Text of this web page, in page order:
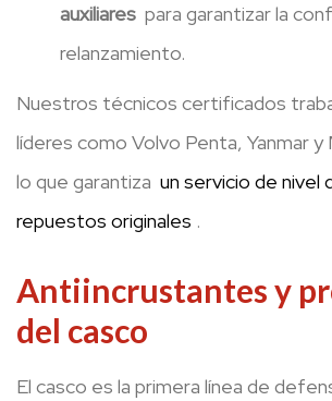
auxiliares para garantizar la
relanzamiento.
Nuestros técnicos certificados
líderes como Volvo Penta, Yanmar y
lo que garantiza un servicio de nivel
repuestos originales .
Antiincrustantes y
del casco
El casco es la primera línea de